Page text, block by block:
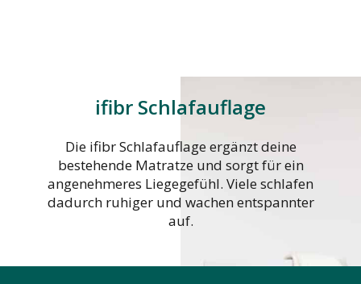
ifibr Schlafauflage
Die ifibr Schlafauflage ergänzt deine
bestehende Matratze und sorgt für ein
angenehmeres Liegegefühl. Viele schlafen
dadurch ruhiger und wachen entspannter
auf.